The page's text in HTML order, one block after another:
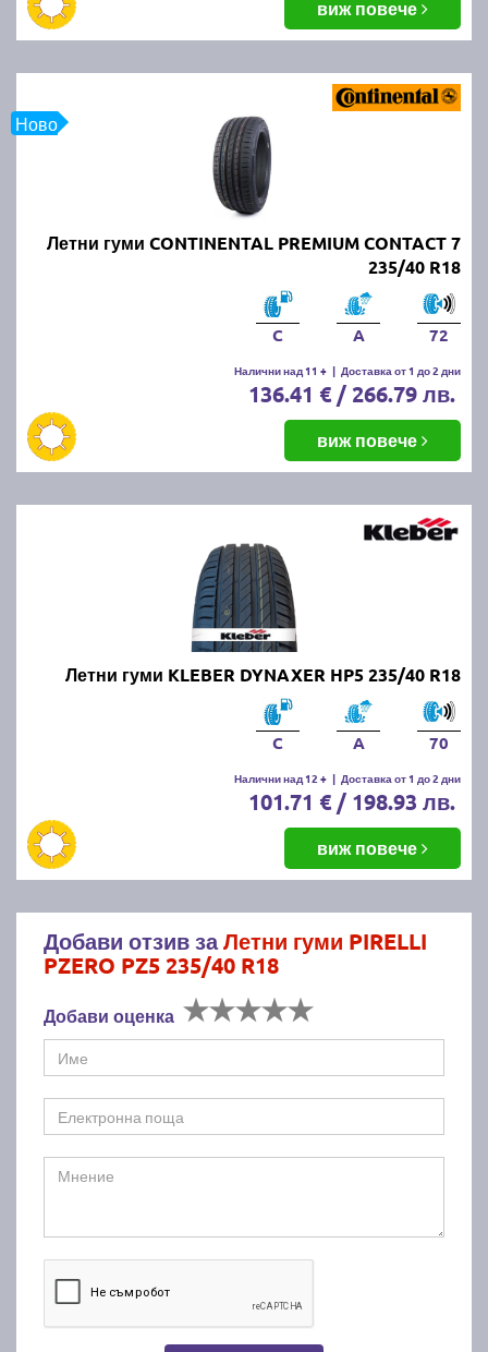
виж повече
Ново
Летни гуми CONTINENTAL PREMIUM CONTACT 7
235/40 R18
C A 72
Налични над 11 + | Доставка от 1 до 2 дни
136.41 € / 266.79 лв.
виж повече
Летни гуми KLEBER DYNAXER HP5 235/40 R18
C A 70
Налични над 12 + | Доставка от 1 до 2 дни
101.71 € / 198.93 лв.
виж повече
Добави отзив заЛетни гуми PIRELLI
PZERO PZ5 235/40 R18
Добави оценка